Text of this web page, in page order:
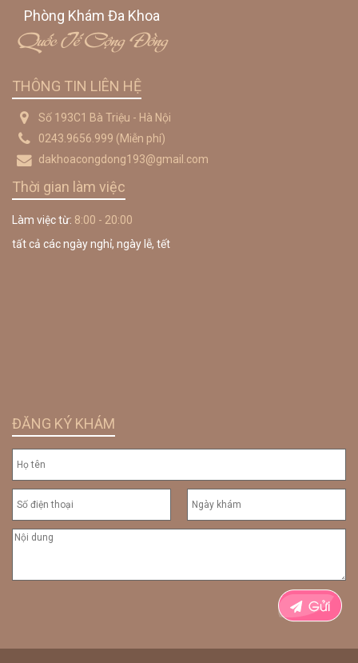
Phòng Khám Đa Khoa
Quốc Tế Cộng Đồng
THÔNG TIN LIÊN HỆ
Số 193C1 Bà Triệu - Hà Nội
0243.9656.999 (Miễn phí)
dakhoacongdong193@gmail.com
Thời gian làm việc
Làm việc từ: 8:00 - 20:00
tất cả các ngày nghỉ, ngày lễ, tết
ĐĂNG KÝ KHÁM